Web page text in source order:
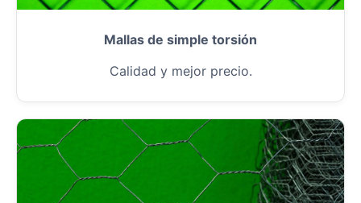
Mallas de simple torsión
Calidad y mejor precio.